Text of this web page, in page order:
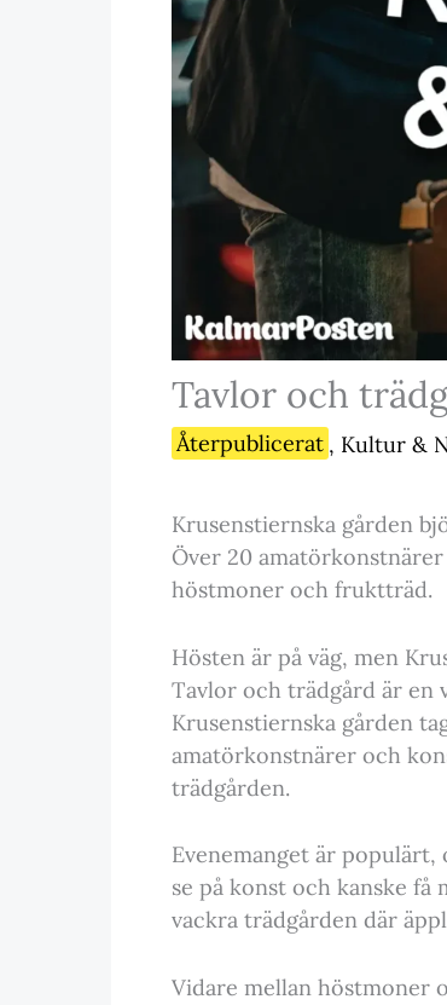
Tavlor och
Återpublicerat , Kultur &
Krusenstiernska gården
Över 20
höstmoner och fruktträd.
Hösten är på väg, men
Tavlor och trädgård är en
Krusenstiernska gården
amatörkonstnärer och
trädgården.
Evenemanget är
se på konst och kanske få
vackra trädgården där
Vidare mellan höstmoner